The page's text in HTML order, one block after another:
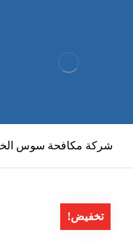
شركة مكافحة سوس الخشب في
تخفيض!